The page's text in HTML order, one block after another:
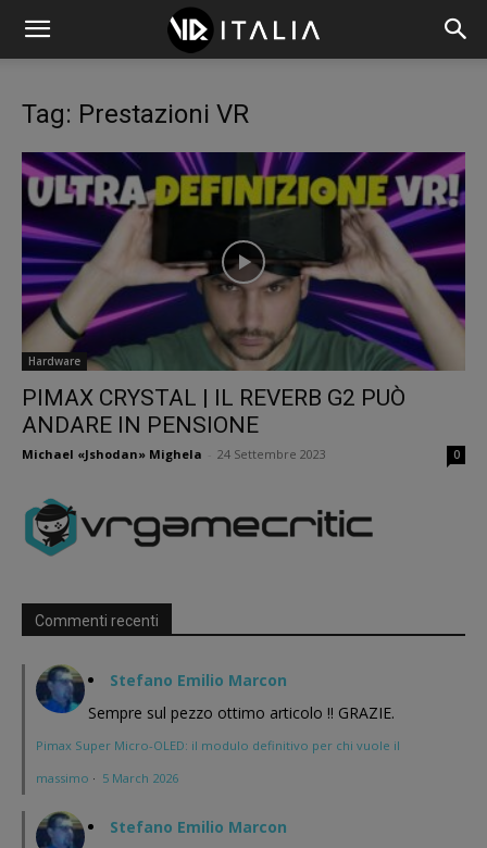
Tag: Prestazioni VR
Hardware
PIMAX CRYSTAL | IL REVERB G2 PUÒ
ANDARE IN PENSIONE
Michael «Jshodan» Mighela 24 Settembre 2023 0
Commenti recenti
Stefano Emilio Marcon
Sempre sul pezzo ottimo articolo !! GRAZIE.
Pimax Super Micro-OLED: il modulo definitivo per chi vuole il
massimo · 5 March 2026
Stefano Emilio Marcon